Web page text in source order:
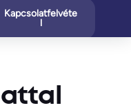
Kapcsolatfelvéte
l